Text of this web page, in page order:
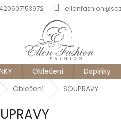
Oblečení Doplňky
Oblečení SOUPRAVY